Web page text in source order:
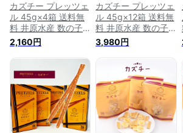
カズチー プレッツェ
ル 45g×4箱 送料無
料 井原水産 数の子
チーズ 北海道発マリ
アージュ 燻製 おす
すめ おいしい かず
ちー 井原水産 お取
り寄せ 物産展 ギフ
ト
2,160円
カズチー プレッツェ
ル 45g×12箱 送料無
料 井原水産 数の子
チーズ 北海道発マリ
アージュ 燻製 おす
すめ おいしい かず
ちー 井原水産 お取
り寄せ 物産展 ギフ
3,980円